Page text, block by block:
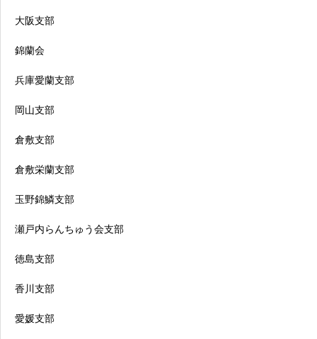
大阪支部
錦蘭会
兵庫愛蘭支部
岡山支部
倉敷支部
倉敷栄蘭支部
玉野錦鱗支部
瀬戸内らんちゅう会支部
徳島支部
香川支部
愛媛支部